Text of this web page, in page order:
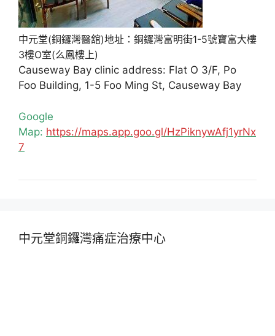
中元堂(銅鑼灣醫舘)地址：銅鑼灣富明街1-5號寶富大樓
3樓O室(么鳳樓上)
Causeway Bay clinic address: Flat O 3/F, Po
Foo Building, 1-5 Foo Ming St, Causeway Bay
Google
Map: https://maps.app.goo.gl/HzPiknywAfj1yrNx
7
中元堂銅鑼灣痛症治療中心